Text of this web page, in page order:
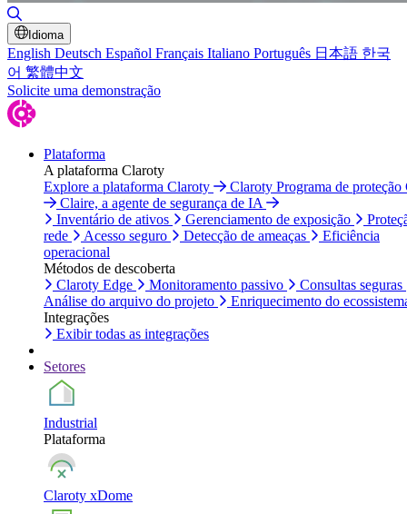
Idioma
English Deutsch Español Français Italiano Português 日本語 한국
어 繁體中文
Solicite uma demonstração
Plataforma
A plataforma Claroty
Explore a plataforma Claroty
Claroty Programa de proteção
Claire, a agente de segurança de IA
Inventário de ativos
Gerenciamento de exposição
rede
Acesso seguro Detecção de ameaças
Eficiência
operacional
Métodos de descoberta
Claroty Edge
Monitoramento passivo
Consultas seguras
Análise do arquivo do projeto
Enriquecimento do
Integrações
Exibir todas as integrações
Setores
Industrial
Plataforma
Claroty xDome